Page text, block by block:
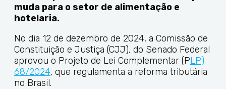
muda para o setor de alimentação e
hotelaria.
No dia 12 de dezembro de 2024, a Comissão de
Constituição e Justiça (CJJ), do Senado Federal
aprovou o Projeto de Lei Complementar (PLP)
68/2024, que regulamenta a reforma tributária
no Brasil.